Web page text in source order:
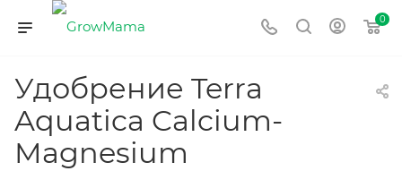
0
Удобрение Terra
Aquatica Calcium-
Magnesium